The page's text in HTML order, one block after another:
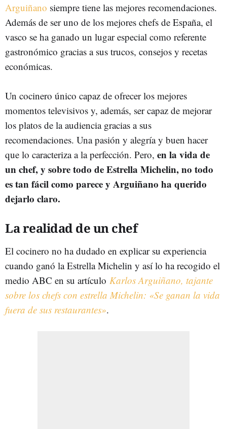
Arguiñano siempre tiene las mejores recomendaciones.
Además de ser uno de los mejores chefs de España, el
vasco se ha ganado un lugar especial como referente
gastronómico gracias a sus trucos, consejos y recetas
económicas.
Un cocinero único capaz de ofrecer los mejores
momentos televisivos y, además, ser capaz de mejorar
los platos de la audiencia gracias a sus
recomendaciones. Una pasión y alegría y buen hacer
que lo caracteriza a la perfección. Pero, en la vida de
un chef, y sobre todo de Estrella Michelin, no todo
es tan fácil como parece y Arguiñano ha querido
dejarlo claro.
La realidad de un chef
El cocinero no ha dudado en explicar su experiencia
cuando ganó la Estrella Michelin y así lo ha recogido el
medio ABC en su artículo Karlos Arguiñano, tajante
sobre los chefs con estrella Michelin: «Se ganan la vida
fuera de sus restaurantes».